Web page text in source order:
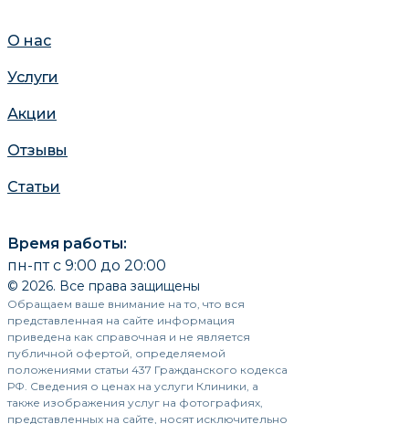
О нас
Услуги
Акции
Отзывы
Статьи
Время работы:
пн-пт с 9:00 до 20:00
© 2026. Все права защищены
Обращаем ваше внимание на то, что вся
представленная на сайте информация
приведена как справочная и не является
публичной офертой, определяемой
положениями статьи 437 Гражданского кодекса
РФ. Сведения о ценах на услуги Клиники, а
также изображения услуг на фотографиях,
представленных на сайте, носят исключительно